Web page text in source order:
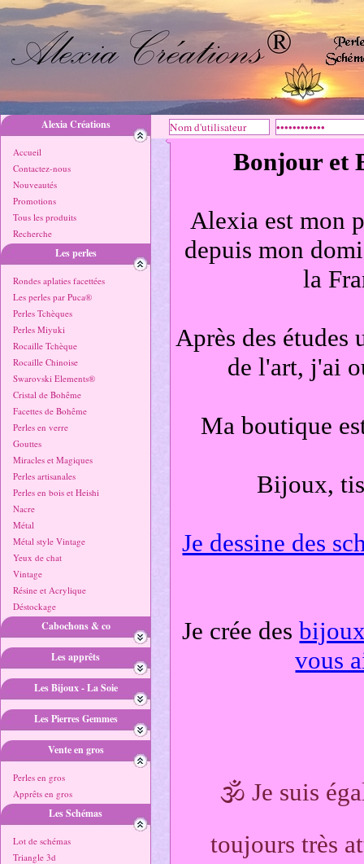
Alexia Créations
Accueil
Contactez-nous
Nouveautés
Promotions
Tous les produits
Recherche
Les perles
Rondes aplaties facettées
Les perles par Puca®
Perles Tchèques
Perles Miyuki
Rocaille Tchèque
Rocaille Chinoise
Swarovski Elements®
Cristal de Bohême
Facettes de Bohême
Perles en verre
Gouttes
Miracles et Magiques
Perles artisanales
Perles en bois et Heishi
Nacre
Métal
Métal style Vintage
Yeux de chat
Vintage
Résine et Acrylique
Déstockage
Cabochons & co
Les apprêts
Les Bijoux - La Soie
Les Pierres Gemmes
Vente en gros
Perles en gros
Apprêts en gros
Les Schémas
Lot de schémas
Triangle 3d
Bonjour et
Alexia est mon
depuis mon
la
Après des études
de l'art, j'ai
Ma boutique
Bijoux,
Je dessine des
Je crée des
vous
🕉️ Je suis
toujours très